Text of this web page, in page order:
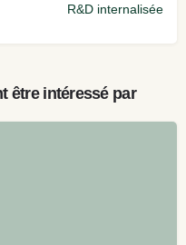
R&D internalisée
être intéressé par